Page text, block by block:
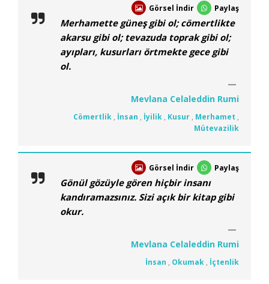
Görsel İndir Paylaş
Merhamette güneş gibi ol; cömertlikte
akarsu gibi ol; tevazuda toprak gibi ol;
ayıpları, kusurları örtmekte gece gibi
ol.
Mevlana Celaleddin Rumi
Cömertlik , İnsan , İyilik , Kusur , Merhamet ,
Mütevazilik
Görsel İndir Paylaş
Gönül gözüyle gören hiçbir insanı
kandıramazsınız. Sizi açık bir kitap gibi
okur.
Mevlana Celaleddin Rumi
İnsan , Okumak , İçtenlik